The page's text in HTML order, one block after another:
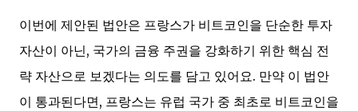
이번에 제안된 법안은 프랑스가 비트코인을 단순한 투자
자산이 아닌, 국가의 금융 주권을 강화하기 위한 핵심 전
략 자산으로 보겠다는 의도를 담고 있어요. 만약 이 법안
이 통과된다면, 프랑스는 유럽 국가 중 최초로 비트코인을